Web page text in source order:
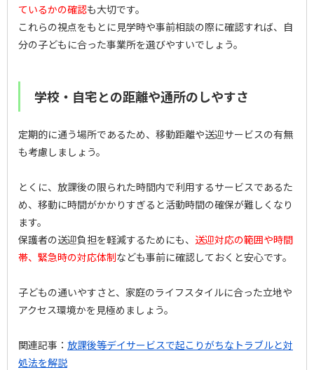
ているかの確認も大切です。
これらの視点をもとに見学時や事前相談の際に確認すれば、自
分の子どもに合った事業所を選びやすいでしょう。
学校・自宅との距離や通所のしやすさ
定期的に通う場所であるため、移動距離や送迎サービスの有無
も考慮しましょう。
とくに、放課後の限られた時間内で利用するサービスであるた
め、移動に時間がかかりすぎると活動時間の確保が難しくなり
ます。
保護者の送迎負担を軽減するためにも、 送迎対応の範囲や時間
帯、緊急時の対応体制なども事前に確認しておくと安心です。
子どもの通いやすさと、家庭のライフスタイルに合った立地や
アクセス環境かを見極めましょう。
関連記事： 放課後等デイサービスで起こりがちなトラブルと対
処法を解説